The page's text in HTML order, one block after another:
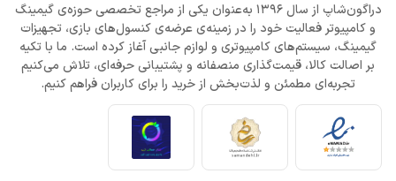
دراگون‌شاپ از سال 1396 به‌عنوان یکی از مراجع تخصصی حوزه‌ی گیمینگ
و کامپیوتر فعالیت خود را در زمینه‌ی عرضه‌ی کنسول‌های بازی، تجهیزات
گیمینگ، سیستم‌های کامپیوتری و لوازم جانبی آغاز کرده است. ما با تکیه
بر اصالت کالا، قیمت‌گذاری منصفانه و پشتیبانی حرفه‌ای، تلاش می‌کنیم
تجربه‌ای مطمئن و لذت‌بخش از خرید را برای کاربران فراهم کنیم.